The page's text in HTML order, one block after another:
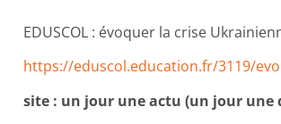
EDUSCOL : évoquer la crise
https://eduscol.education.fr/3119/
site : un jour une actu (un jour une